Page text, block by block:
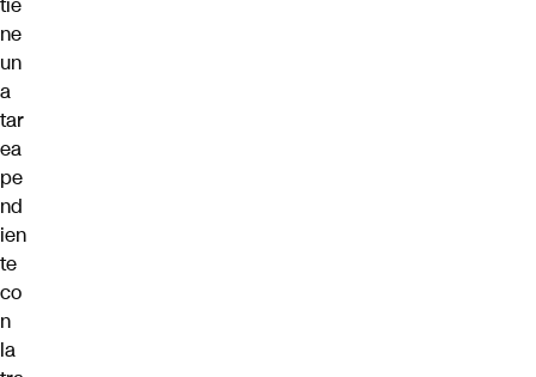
ne
un
a
tar
ea
pe
nd
ien
te
co
n
la